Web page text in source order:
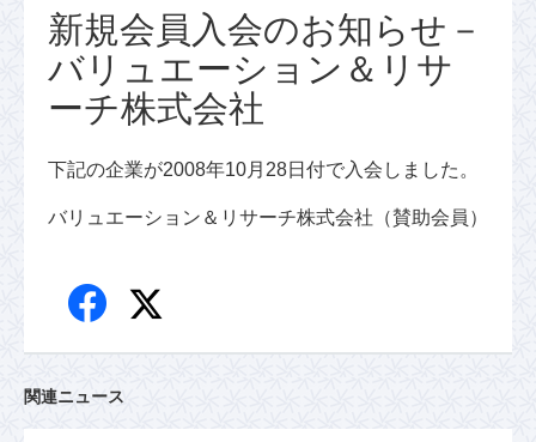
新規会員入会のお知らせ－
バリュエーション＆リサ
ーチ株式会社
下記の企業が2008年10月28日付で入会しました。
バリュエーション＆リサーチ株式会社（賛助会員）
関連ニュース